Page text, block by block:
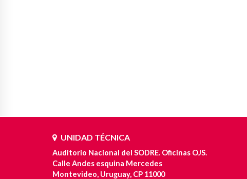
UNIDAD TÉCNICA
Auditorio Nacional del SODRE. Oficinas OJS.
Calle Andes esquina Mercedes
Montevideo, Uruguay, CP 11000